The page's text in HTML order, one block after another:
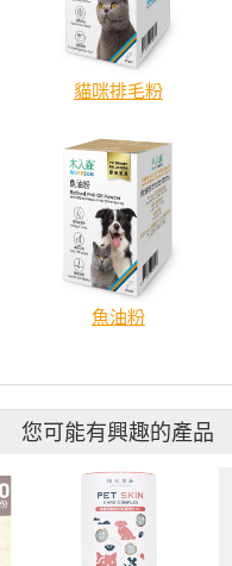
貓咪排毛粉
魚油粉
您可能有興趣的產品